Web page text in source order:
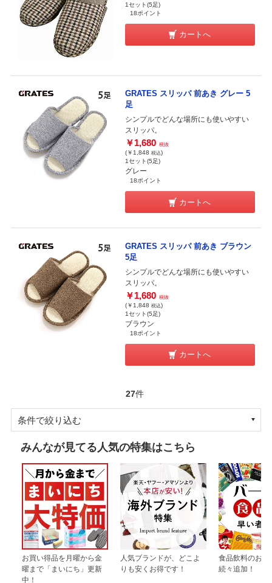
1セット(5足)
18ポイント
カートへ
GRATES スリッパ 前あき グレー 5
足
シンプルでどんな場所にも使いやすい
スリッパ。
￥1,680 税抜
(￥1,848 税込)
1セット(5足)
グレー
18ポイント
カートへ
GRATES スリッパ 前あき ブラウン
5足
シンプルでどんな場所にも使いやすい
スリッパ。
￥1,680 税抜
(￥1,848 税込)
1セット(5足)
ブラウン
18ポイント
カートへ
27件
条件で絞り込む
みんなが見てる人気の特集はこちら
お買い得品を月曜から金
曜まで「まいにち」更新
中！
人気ブランドが、どこよ
りも安くお得です！
食品飲料のお買
続々追加！